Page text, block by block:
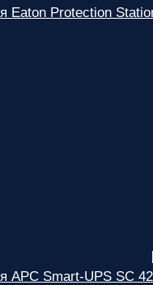
Eaton Protection
APC Smart-UPS SC